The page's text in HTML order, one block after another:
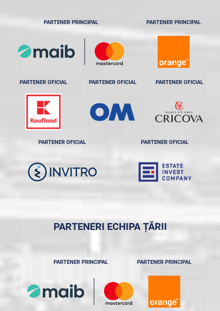
PARTENER PRINCIPAL PARTENER PRINCIPAL
PARTENER OFICIAL PARTENER OFICIAL PARTENER OFICIAL
PARTENER OFICIAL PARTENER OFICIAL
PARTENERI ECHIPA ȚĂRII
PARTENER PRINCIPAL PARTENER PRINCIPAL